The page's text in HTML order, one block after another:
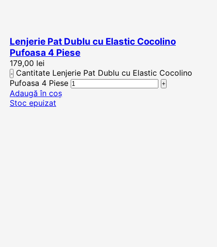
Lenjerie Pat Dublu cu Elastic Cocolino
Pufoasa 4 Piese
179,00 lei
Cantitate Lenjerie Pat Dublu cu Elastic Cocolino
Pufoasa 4 Piese
Adaugă în coș
Stoc epuizat